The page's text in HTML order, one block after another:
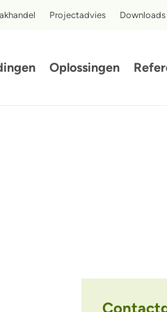
Projectadvies Downloads
Oplossingen